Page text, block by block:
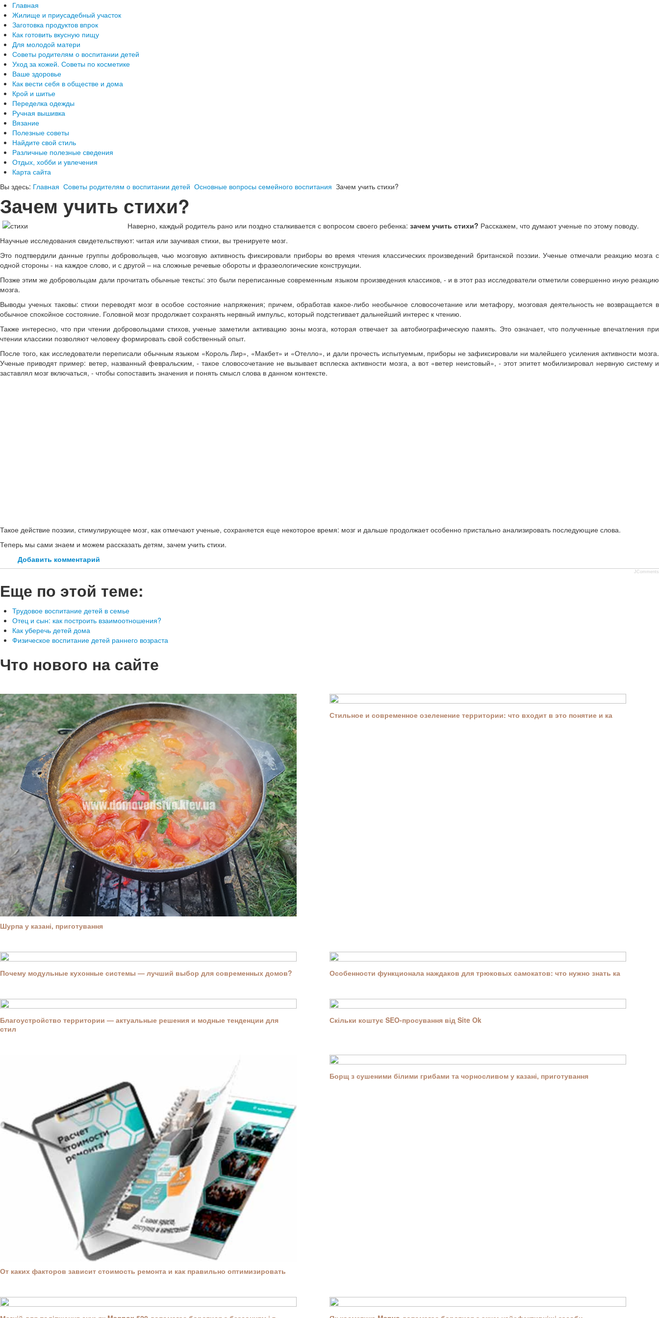
Главная
Жилище и приусадебный участок
Заготовка продуктов впрок
Как готовить вкусную пищу
Для молодой матери
Советы родителям о воспитании детей
Уход за кожей. Советы по косметике
Ваше здоровье
Как вести себя в обществе и дома
Крой и шитье
Переделка одежды
Ручная вышивка
Вязание
Полезные советы
Найдите свой стиль
Различные полезные сведения
Отдых, хобби и увлечения
Карта сайта
Вы здесь: Главная Советы родителям о воспитании детей Основные вопросы семейного воспитания Зачем учить стихи?
Зачем учить стихи?
Наверно, каждый родитель рано или поздно сталкивается с вопросом своего ребенка: зачем учить стихи? Расскажем, что думают ученые по этому поводу.
Научные исследования свидетельствуют: читая или заучивая стихи, вы тренируете мозг.
Это подтвердили данные группы добровольцев, чью мозговую активность фиксировали приборы во время чтения классических произведений британской поэзии. Ученые отмечали реакцию мозга с
одной стороны - на каждое слово, и с другой – на сложные речевые обороты и фразеологические конструкции.
Позже этим же добровольцам дали прочитать обычные тексты: это были переписанные современным языком произведения классиков, - и в этот раз исследователи отметили совершенно иную реакцию
мозга.
Выводы ученых таковы: стихи переводят мозг в особое состояние напряжения; причем, обработав какое-либо необычное словосочетание или метафору, мозговая деятельность не возвращается в
обычное спокойное состояние. Головной мозг продолжает сохранять нервный импульс, который подстегивает дальнейший интерес к чтению.
Также интересно, что при чтении добровольцами стихов, ученые заметили активацию зоны мозга, которая отвечает за автобиографическую память. Это означает, что полученные впечатления при
чтении классики позволяют человеку формировать свой собственный опыт.
После того, как исследователи переписали обычным языком «Король Лир», «Макбет» и «Отелло», и дали прочесть испытуемым, приборы не зафиксировали ни малейшего усиления активности мозга.
Ученые приводят пример: ветер, названный февральским, - такое словосочетание не вызывает всплеска активности мозга, а вот «ветер неистовый», - этот эпитет мобилизировал нервную систему и
заставлял мозг включаться, - чтобы сопоставить значения и понять смысл слова в данном контексте.
Такое действие поэзии, стимулирующее мозг, как отмечают ученые, сохраняется еще некоторое время: мозг и дальше продолжает особенно пристально анализировать последующие слова.
Теперь мы сами знаем и можем рассказать детям, зачем учить стихи.
Добавить комментарий
JComments
Еще по этой теме:
Трудовое воспитание детей в семье
Отец и сын: как построить взаимоотношения?
Как уберечь детей дома
Физическое воспитание детей раннего возраста
Что нового на сайте
Шурпа у казані, приготування
Стильное и современное озеленение территории: что входит в это понятие и ка
Почему модульные кухонные системы — лучший выбор для современных домов? Особенности функционала наждаков для трюковых самокатов: что нужно знать ка
Благоустройство территории — актуальные решения и модные тенденции для
стил
Скільки коштує SEO-просування від Site Ok
От каких факторов зависит стоимость ремонта и как правильно оптимизировать
Борщ з сушеними білими грибами та чорносливом у казані, приготування